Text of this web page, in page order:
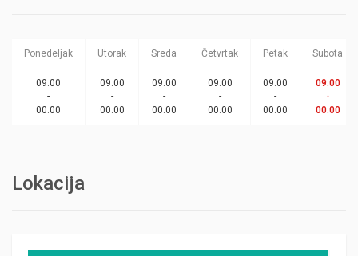
Ponedeljak Utorak Sreda Četvrtak Petak Subota
09:00
-
00:00
09:00
-
00:00
09:00
-
00:00
09:00
-
00:00
09:00
-
00:00
09:00
-
00:00
Lokacija